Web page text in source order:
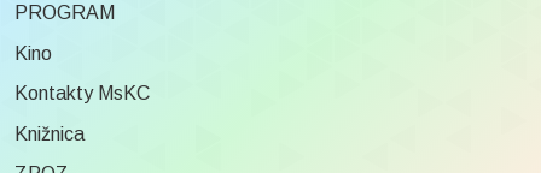
PROGRAM
Kino
Kontakty MsKC
Knižnica